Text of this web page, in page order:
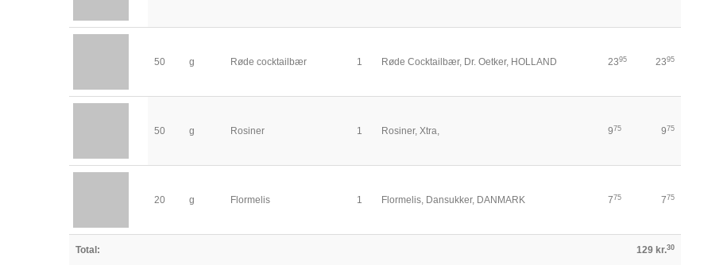
50 g Røde cocktailbær 1 Røde Cocktailbær, Dr. Oetker, HOLLAND 2395 2395
50 g Rosiner 1 Rosiner, Xtra, 975 975
20 g Flormelis 1 Flormelis, Dansukker, DANMARK 775 775
Total: 129 kr.30